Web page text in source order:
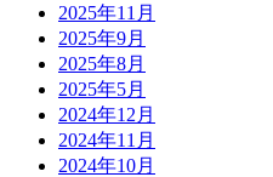
2025年11月
2025年9月
2025年8月
2025年5月
2024年12月
2024年11月
2024年10月